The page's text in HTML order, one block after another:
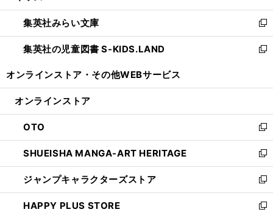
開
く
ウ
で
開
く
ン
ド
ウ
で
ウ
ィ
ン
ド
開
集英社みらい文庫
新
し
い
ン
ウ
で
開
く
集英社の児童図書 S-KIDS.LAND
新
ウ
ン
ド
ウ
で
開
く
オンラインストア・ その他WEBサービス
オンラインストア
OTO
新
し
い
ウ
ィ
ン
ド
SHUEISHA MANGA-ART HERITAGE
新
し
い
ウ
ィ
ジャンプキャラクターズストア
新
し
い
HAPPY PLUS STORE
新